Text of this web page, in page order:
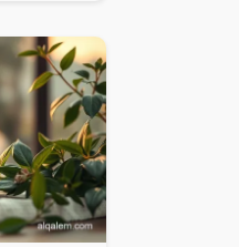
فيها العطاء